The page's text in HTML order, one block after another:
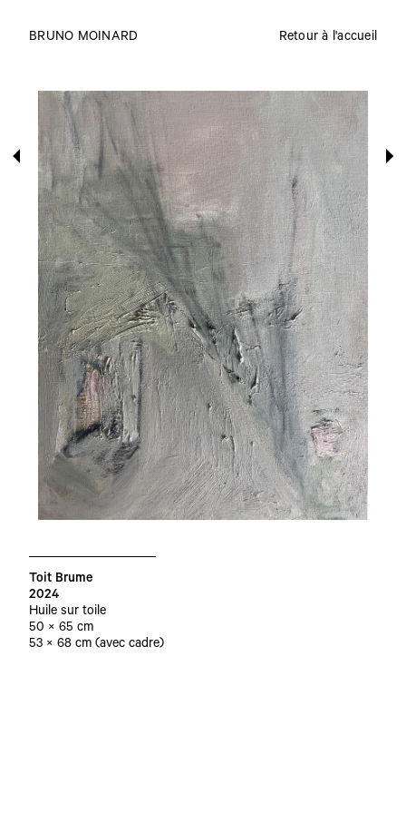
BRUNO MOINARD Retour à l'accueil
Toit Brume
2024
Huile sur toile
50 × 65 cm
53 × 68 cm (avec cadre)